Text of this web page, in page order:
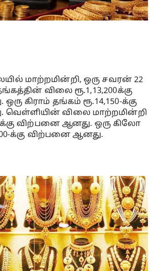
மாற்றமின்றி, ஒரு சவரன் 22
விலை ரூ.1,13,200க்கு
கிராம் தங்கம் ரூ.14,150-க்கு
விலை மாற்றமின்றி
விற்பனை ஆனது. ஒரு கிலோ
க்கு விற்பனை ஆனது.